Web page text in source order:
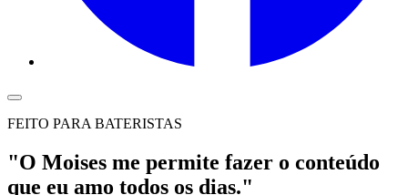
FEITO PARA BATERISTAS
"O Moises me permite fazer o conteúdo
que eu amo todos os dias."